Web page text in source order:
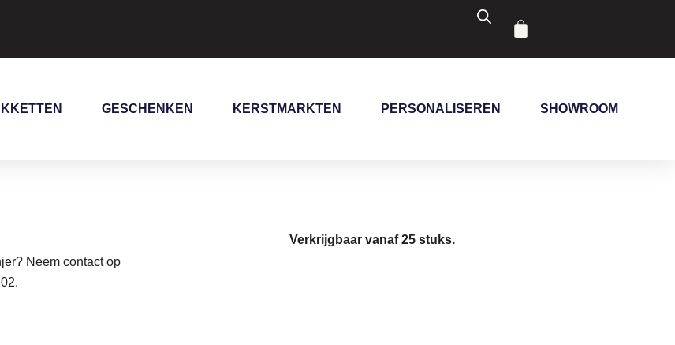
Winkelwagen
GESCHENKEN KERSTMARKTEN PERSONALISEREN SHOWROOM
Neem contact op
.
Verkrijgbaar vanaf 25 stuks.